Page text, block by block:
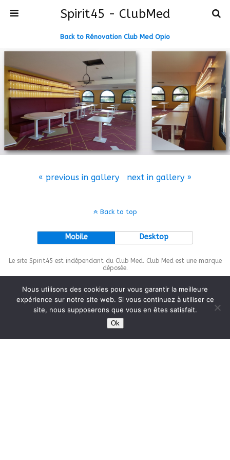
Spirit45 - ClubMed
Back to Rénovation Club Med Opio
« previous in gallery next in gallery »
Back to top
Mobile Desktop
Le site Spirit45 est indépendant du Club Med. Club Med est une marque
déposée.
This site is protected bywp-copyrightpro.com
Nous utilisons des cookies pour vous garantir la meilleure
expérience sur notre site web. Si vous continuez à utiliser ce
site, nous supposerons que vous en êtes satisfait.
Ok